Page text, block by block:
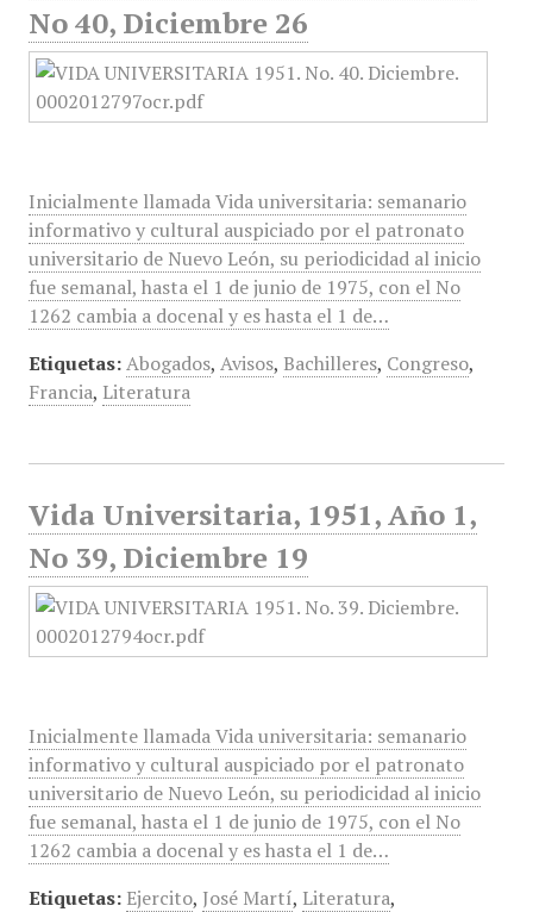
No 40, Diciembre 26
Inicialmente llamada Vida universitaria: semanario
informativo y cultural auspiciado por el patronato
universitario de Nuevo León, su periodicidad al inicio
fue semanal, hasta el 1 de junio de 1975, con el No
1262 cambia a docenal y es hasta el 1 de…
Etiquetas: Abogados, Avisos, Bachilleres, Congreso,
Francia, Literatura
Vida Universitaria, 1951, Año 1,
No 39, Diciembre 19
Inicialmente llamada Vida universitaria: semanario
informativo y cultural auspiciado por el patronato
universitario de Nuevo León, su periodicidad al inicio
fue semanal, hasta el 1 de junio de 1975, con el No
1262 cambia a docenal y es hasta el 1 de…
Etiquetas: Ejercito, José Martí, Literatura,